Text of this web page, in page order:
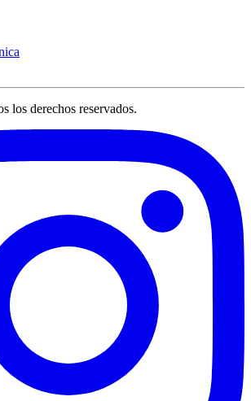
los derechos reservados.